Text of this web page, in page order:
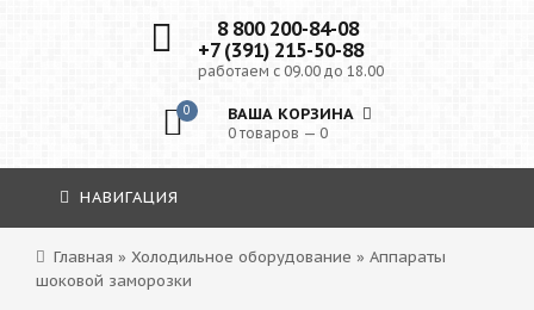
8 800 200-84-08
+7 (391) 215-50-88
работаем с 09.00 до 18.00
0 ВАША КОРЗИНА
0 товаров — 0
НАВИГАЦИЯ
Главная » Холодильное оборудование » Аппараты
шоковой заморозки